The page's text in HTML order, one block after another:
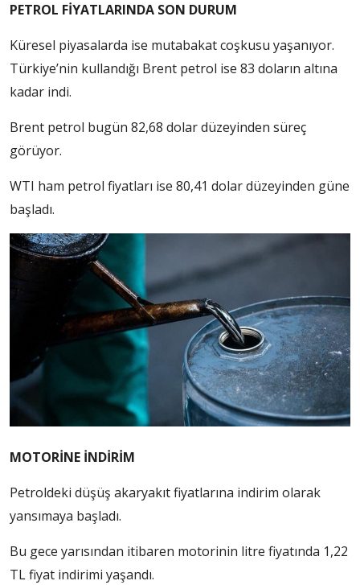
PETROL FİYATLARINDA SON DURUM
Küresel piyasalarda ise mutabakat coşkusu yaşanıyor.
Türkiye’nin kullandığı Brent petrol ise 83 doların altına
kadar indi.
Brent petrol bugün 82,68 dolar düzeyinden süreç
görüyor.
WTI ham petrol fiyatları ise 80,41 dolar düzeyinden güne
başladı.
MOTORİNE İNDİRİM
Petroldeki düşüş akaryakıt fiyatlarına indirim olarak
yansımaya başladı.
Bu gece yarısından itibaren motorinin litre fiyatında 1,22
TL fiyat indirimi yaşandı.